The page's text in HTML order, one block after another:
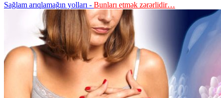
Sağlam arıqlamağın yolları - Bunları etmək zərərlidir…